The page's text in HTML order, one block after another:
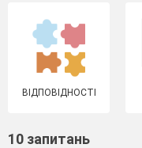
ВІДПОВІДНОСТІ
10 запитань